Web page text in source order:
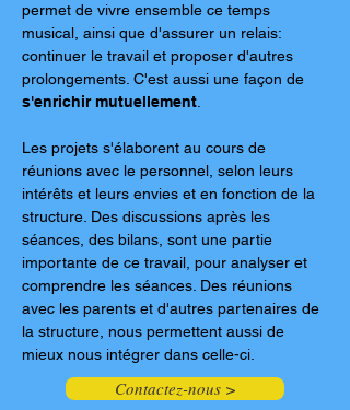
permet de vivre ensemble ce temps
musical, ainsi que d'assurer un relais:
continuer le travail et proposer d'autres
prolongements. C'est aussi une façon de
s'enrichir mutuellement
Les projets s'élaborent au cours de
réunions avec le personnel, selon leurs
intérêts et leurs envies et en fonction de la
structure. Des discussions après les
séances, des bilans, sont une partie
importante de ce travail, pour analyser et
comprendre les séances. Des réunions
avec les parents et d'autres partenaires de
la structure, nous permettent aussi de
mieux nous intégrer dans celle-ci.
Contactez-nous >